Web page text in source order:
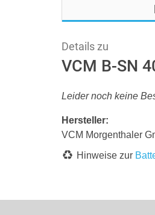
Details zu
VCM B-SN
Leider noch keine
Hersteller:
VCM Morgenthaler
Hinweise zur